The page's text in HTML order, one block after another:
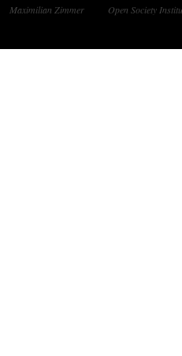
Maximilian Zimmer
Open Society